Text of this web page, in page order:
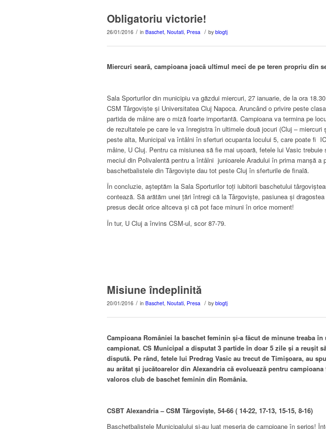
Obligatoriu victorie!
26/01/2016 / in Baschet, Noutati, Presa / by blogtj
Miercuri seară, campioana joacă ultimul meci de pe teren propriu din
Sala Sporturilor din municipiu va găzdui miercuri, 27 ianuarie, de la ora
CSM Târgoviște și Universitatea Cluj Napoca. Aruncând o privire peste
partida de mâine are o miză foarte importantă. Campioana va termina pe
de rezultatele pe care le va înregistra în ultimele două jocuri (Cluj – miercuri
peste alta, Municipal va întâlni în sferturi ocupanta locului 5, care poate fi
mâine, U Cluj. Pentru ca misiunea să fie mai ușoară, fetele lui Vasic
meciul din Polivalentă pentru a întâlni junioarele Aradului în prima manșă a
baschetbalistele din Târgoviște dau tot peste Cluj în sferturile de finală.
În concluzie, așteptăm la Sala Sporturilor toți iubitorii baschetului
contează. Să arătăm unei țări întregi că la Târgoviște, pasiunea și
presus decât orice altceva și că pot face minuni în orice moment!
În tur, U Cluj a învins CSM-ul, scor 87-79.
Misiune îndeplinită
20/01/2016 / in Baschet Noutati Presa / by blogtj
Campioana României la baschet feminin și-a făcut de minune treaba
campionat. CS Municipal a disputat 3 partide în doar 5 zile și a reușit
dispută. Pe rând, fetele lui Predrag Vasic au trecut de Timișoara, au
au arătat și jucătoarelor din Alexandria că evoluează pentru
valoros club de baschet feminin din România.
CSBT Alexandria – CSM Târgoviște, 54-66 ( 14-22, 17-13, 15-15, 8-16)
Baschetbalistele Municipalului și-au luat meseria de campioane în serios!